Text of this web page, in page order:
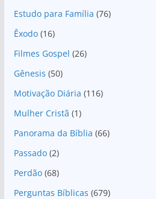
Estudo para Família (76)
Êxodo(16)
Filmes Gospel (26)
Gênesis (50)
Motivação Diária (116)
Mulher Cristã (1)
Panorama da Bíblia (66)
Passado(2)
Perdão(68)
Perguntas Bíblicas (679)